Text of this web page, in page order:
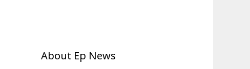
About Ep News